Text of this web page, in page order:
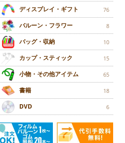
ディスプレイ・ギフト 76
バルーン・フラワー 8
バッグ・収納 10
カップ・スティック 15
小物・その他アイテム 65
書籍 18
DVD 6